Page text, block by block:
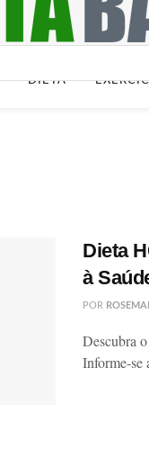
DIETA
Dieta
à
POR
Descubra
Informe-se